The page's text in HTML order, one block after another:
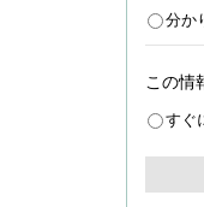
分か
この情
すぐ